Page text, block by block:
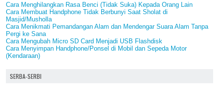
Cara Menghilangkan Rasa Benci (Tidak Suka) Kepada Orang Lain
Cara Membuat Handphone Tidak Berbunyi Saat Sholat di
Masjid/Musholla
Cara Menikmati Pemandangan Alam dan Mendengar Suara Alam Tanpa
Pergi ke Sana
Cara Mengubah Micro SD Card Menjadi USB Flashdisk
Cara Menyimpan Handphone/Ponsel di Mobil dan Sepeda Motor
(Kendaraan)
SERBA-SERBI